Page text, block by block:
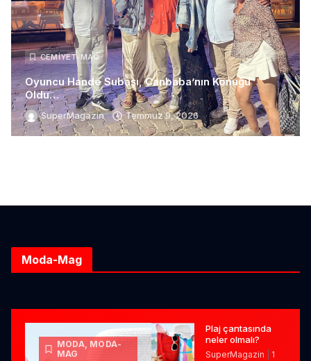
CEMIYET-MAG
Oyuncu Hande Subaşı, Canbaba’nın Konuğu
Oldu…
SuperMagazin Temmuz 9, 2026
Moda-Mag
MODA, MODA-
MAG
Plaj çantasında
neler olmalı?
SuperMagazin
1